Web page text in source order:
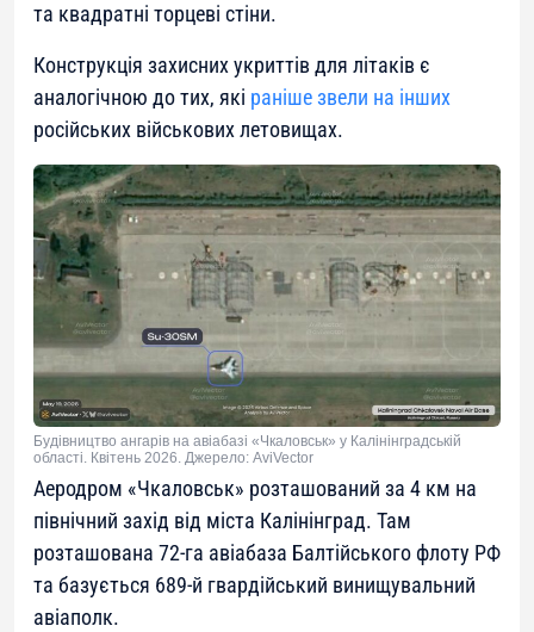
та квадратні торцеві стіни.
Конструкція захисних укриттів для літаків є
аналогічною до тих, які раніше звели на інших
російських військових летовищах.
Будівництво ангарів на авіабазі «Чкаловськ» у Калінінградській
області. Квітень 2026. Джерело: AviVector
Аеродром «Чкаловськ» розташований за 4 км на
північний захід від міста Калінінград. Там
розташована 72-га авіабаза Балтійського флоту РФ
та базується 689-й гвардійський винищувальний
авіаполк.